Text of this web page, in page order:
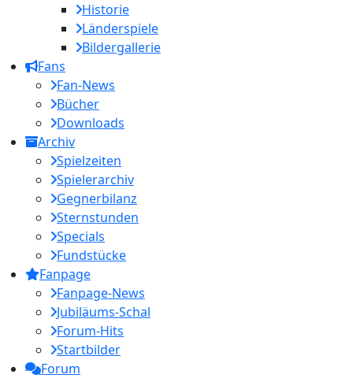
Historie
Länderspiele
Bildergallerie
Fans
Fan-News
Bücher
Downloads
Archiv
Spielzeiten
Spielerarchiv
Gegnerbilanz
Sternstunden
Specials
Fundstücke
Fanpage
Fanpage-News
Jubiläums-Schal
Forum-Hits
Startbilder
Forum